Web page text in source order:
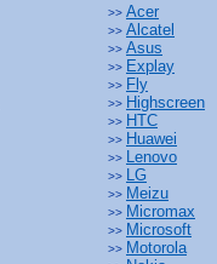
>> Acer
>> Alcatel
>> Asus
>> Explay
>> Fly
>> Highscreen
>> HTC
>> Huawei
>> Lenovo
>> LG
>> Meizu
>> Micromax
>> Microsoft
>> Motorola